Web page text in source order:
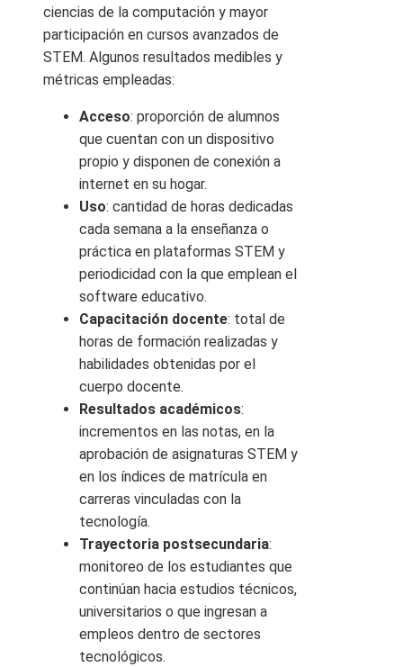
ciencias de la computación y mayor
participación en cursos avanzados de
STEM. Algunos resultados medibles y
métricas empleadas:
Acceso: proporción de alumnos
que cuentan con un dispositivo
propio y disponen de conexión a
internet en su hogar.
Uso: cantidad de horas dedicadas
cada semana a la enseñanza o
práctica en plataformas STEM y
periodicidad con la que emplean el
software educativo.
Capacitación docente: total de
horas de formación realizadas y
habilidades obtenidas por el
cuerpo docente.
Resultados académicos:
incrementos en las notas, en la
aprobación de asignaturas STEM y
en los índices de matrícula en
carreras vinculadas con la
tecnología.
Trayectoria postsecundaria:
monitoreo de los estudiantes que
continúan hacia estudios técnicos,
universitarios o que ingresan a
empleos dentro de sectores
tecnológicos.